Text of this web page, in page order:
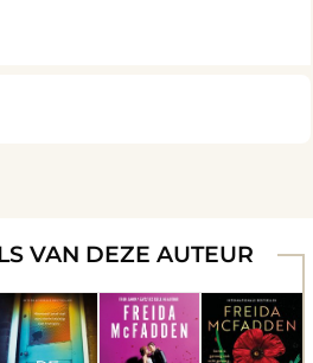
VAN DEZE AUTEUR